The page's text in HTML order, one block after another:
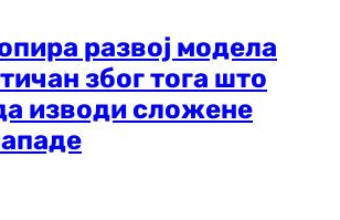
развој модела
због тога што
изводи сложене